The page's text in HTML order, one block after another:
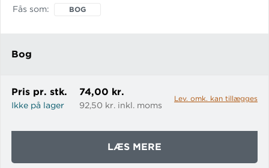
Opfindelser.
Fås som BOG
Bog
Pris pr. stk.
Ikke på lager
74,00 kr.
92,50 kr. inkl. moms
Lev. omk. kan tillægges
LÆS MERE
GODT